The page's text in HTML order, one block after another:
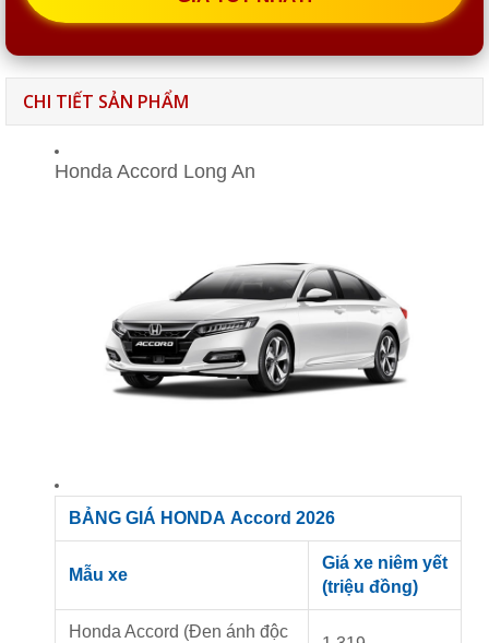
CHI TIẾT SẢN PHẨM
Honda Accord Long An
BẢNG GIÁ HONDA Accord 2026
Mẫu xe
Giá xe niêm yết
(triệu đồng)
Honda Accord (Đen ánh độc